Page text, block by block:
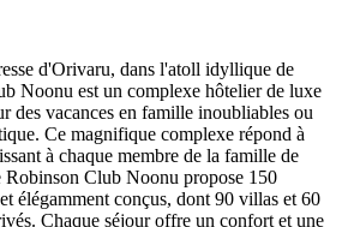
d'Orivaru, dans l'atoll idyllique de
Noonu est un complexe hôtelier de luxe
des vacances en famille inoubliables ou
Ce magnifique complexe répond à
à chaque membre de la famille de
Robinson Club Noonu propose 150
élégamment conçus, dont 90 villas et 60
Chaque séjour offre un confort et une